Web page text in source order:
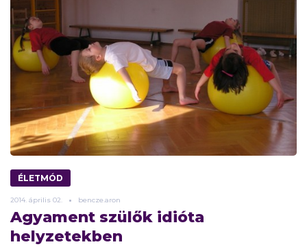
ÉLETMÓD
2014. április 02. bencze.aron
Agyament szülők idióta
helyzetekben